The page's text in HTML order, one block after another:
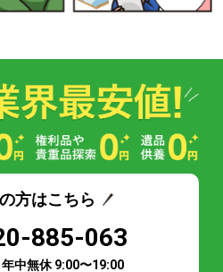
方はこちら
885-063
年中無休 9:00〜19:00